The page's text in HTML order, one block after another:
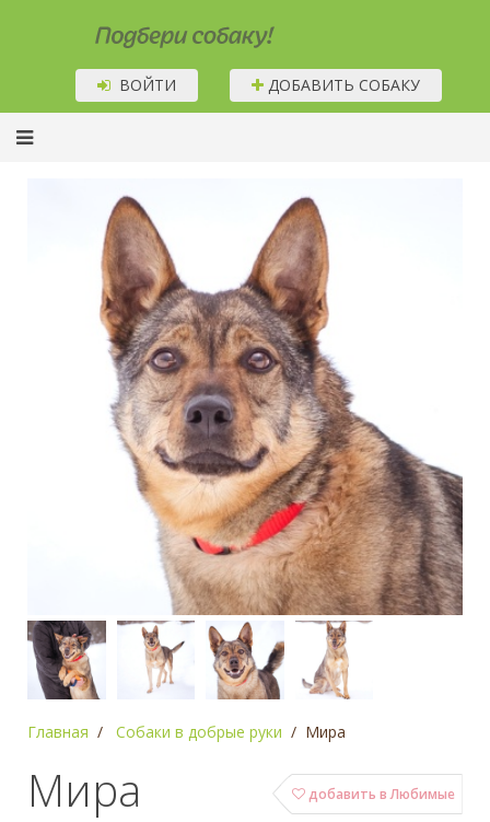
Подбери собаку!
ВОЙТИ ДОБАВИТЬ СОБАКУ
Главная Собаки в добрые руки Мира
добавить в Любимые
Мира